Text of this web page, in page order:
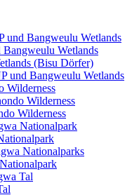
Tal
Nationalpark
Lower Zambezi
Nationalpark
Fahrrad
Nationalparks
der Nationalparks
Reise